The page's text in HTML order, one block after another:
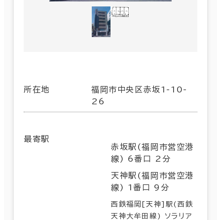
所在地
福岡市中央区赤坂1-10-
26
最寄駅
赤坂駅(福岡市営空港
線) 6番口 2分
天神駅(福岡市営空港
線) 1番口 9分
西鉄福岡[天神]駅(西鉄
天神大牟田線) ソラリア